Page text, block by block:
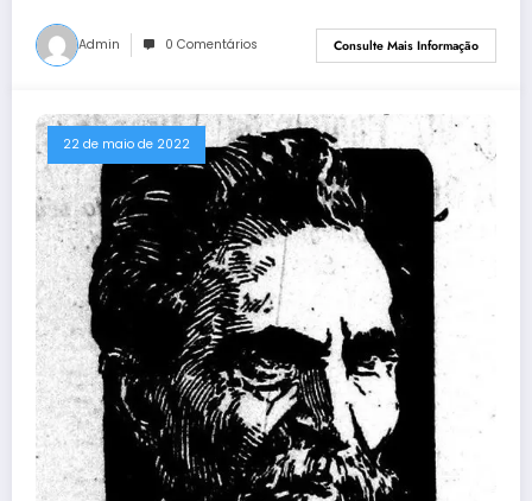
Admin 0 Comentários Consulte Mais Informação
22 de maio de 2022